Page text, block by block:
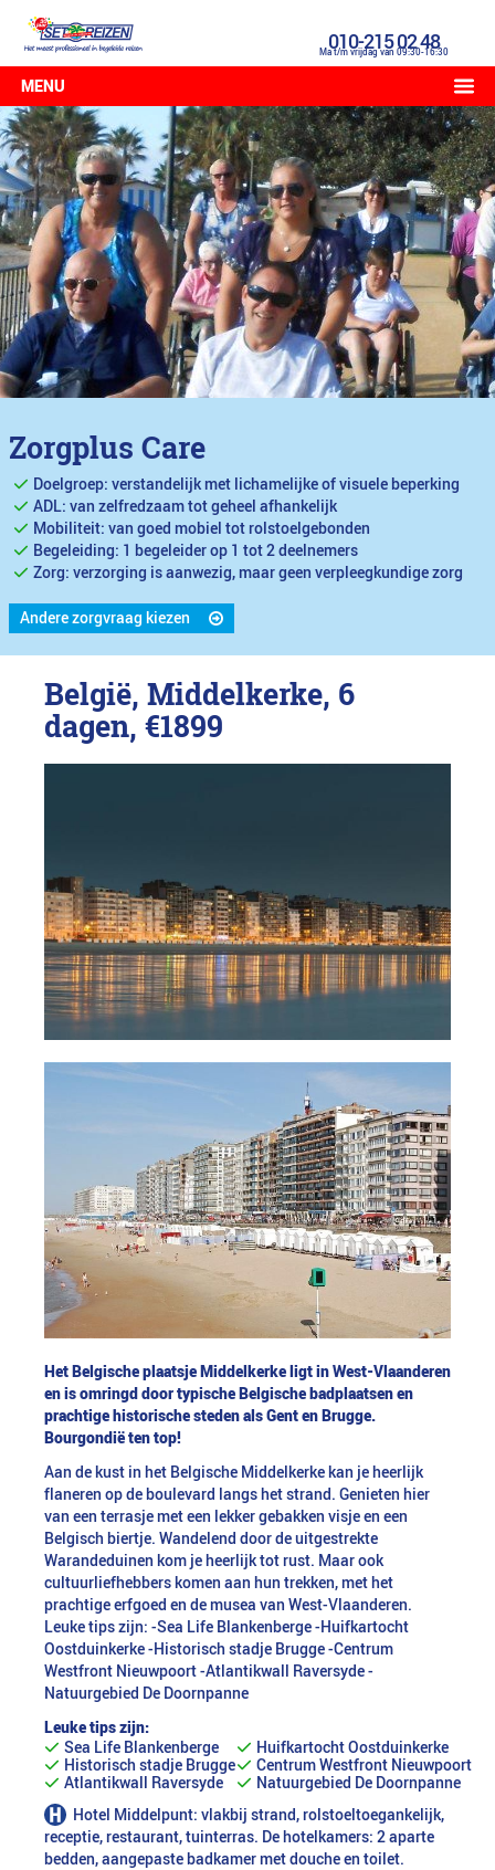
010-215 02 48
Ma t/m vrijdag van 09:30-16:30
MENU
Zorgplus Care
Doelgroep: verstandelijk met lichamelijke of visuele beperking
ADL: van zelfredzaam tot geheel afhankelijk
Mobiliteit: van goed mobiel tot rolstoelgebonden
Begeleiding: 1 begeleider op 1 tot 2 deelnemers
Zorg: verzorging is aanwezig, maar geen verpleegkundige zorg
Andere zorgvraag kiezen
België, Middelkerke, 6
dagen, €1899
Het Belgische plaatsje Middelkerke ligt in West-Vlaanderen
en is omringd door typische Belgische badplaatsen en
prachtige historische steden als Gent en Brugge.
Bourgondië ten top!
Aan de kust in het Belgische Middelkerke kan je heerlijk
flaneren op de boulevard langs het strand. Genieten hier
van een terrasje met een lekker gebakken visje en een
Belgisch biertje. Wandelend door de uitgestrekte
Warandeduinen kom je heerlijk tot rust. Maar ook
cultuurliefhebbers komen aan hun trekken, met het
prachtige erfgoed en de musea van West-Vlaanderen.
Leuke tips zijn: -Sea Life Blankenberge -Huifkartocht
Oostduinkerke -Historisch stadje Brugge -Centrum
Westfront Nieuwpoort -Atlantikwall Raversyde -
Natuurgebied De Doornpanne
Leuke tips zijn:
Sea Life Blankenberge
Huifkartocht Oostduinkerke
Historisch stadje Brugge
Centrum Westfront Nieuwpoort
Atlantikwall Raversyde
Natuurgebied De Doornpanne
Hotel Middelpunt: vlakbij strand, rolstoeltoegankelijk,
receptie, restaurant, tuinterras. De hotelkamers: 2 aparte
bedden, aangepaste badkamer met douche en toilet.